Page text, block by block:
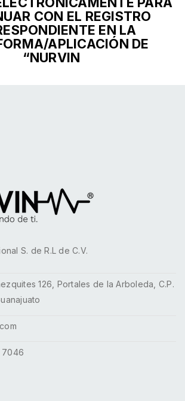
CON EL REGISTRO
EN LA
APLICACIÓN DE
“NURVIN
S. de R.L de C.V.
126, Portales de la Arboleda, C.P.
7046